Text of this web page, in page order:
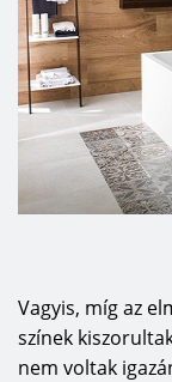
Vagyis, míg az
színek
nem voltak